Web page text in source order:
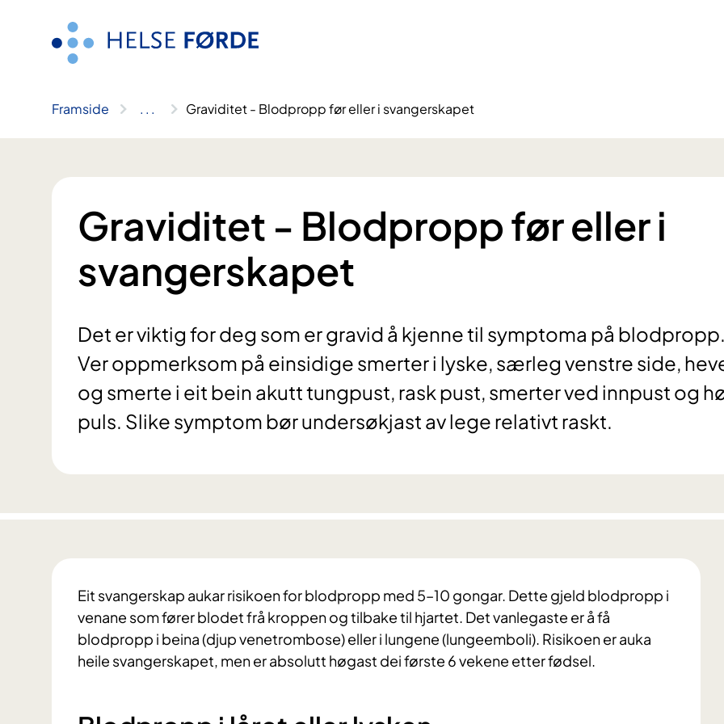
Framside .. . Graviditet - Blodpropp før eller i svangerskapet
Graviditet - Blodpropp før eller i
svangerskapet
Det er viktig for deg som er gravid å kjenne til symptoma på blodpropp.
Ver oppmerksom på einsidige smerter i lyske, særleg venstre side,
og smerte i eit bein akutt tungpust, rask pust, smerter ved innpust og
puls. Slike symptom bør undersøkjast av lege relativt raskt.
Eit svangerskap aukar risikoen for blodpropp med 5–10 gongar. Dette gjeld blodpropp i
venane som fører blodet frå kroppen og tilbake til hjartet. Det vanlegaste er å få
blodpropp i beina (djup venetrombose) eller i lungene (lungeemboli). Risikoen er auka
heile svangerskapet, men er absolutt høgast dei første 6 vekene etter fødsel.